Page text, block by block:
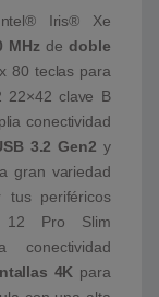
Iris® Xe
MHz dedoble
80 teclas para
22×42 clave B
conectividad
3.2 Gen2 y
gran variedad
tus periféricos
12 Pro Slim
conectividad
4K para